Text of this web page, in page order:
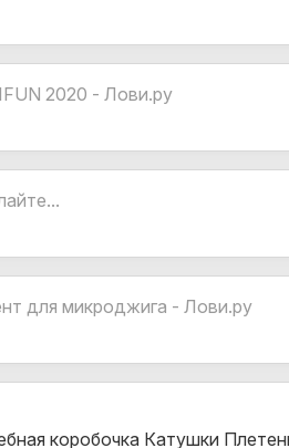
2020 - Лови.ру
для микроджига - Лови.ру
коробочка Катушки